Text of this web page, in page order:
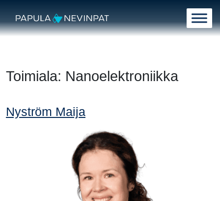
Päävalikko
Toimiala: Nanoelektroniikka
Nyström Maija